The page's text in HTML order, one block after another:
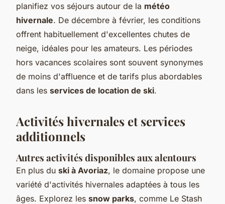
planifiez vos séjours autour de la météo
hivernale. De décembre à février, les conditions
offrent habituellement d'excellentes chutes de
neige, idéales pour les amateurs. Les périodes
hors vacances scolaires sont souvent synonymes
de moins d'affluence et de tarifs plus abordables
dans les services de location de ski.
Activités hivernales et services
additionnels
Autres activités disponibles aux alentours
En plus du ski à Avoriaz, le domaine propose une
variété d'activités hivernales adaptées à tous les
âges. Explorez les snow parks, comme Le Stash